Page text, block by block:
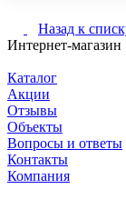
Назад к
Интернет-магазин
Каталог
Акции
Отзывы
Объекты
Вопросы и ответы
Контакты
Компания